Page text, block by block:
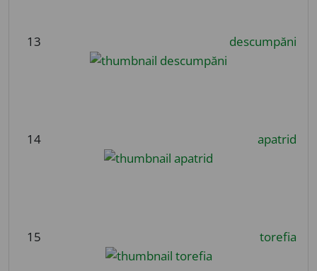
13 descumpăni
14 apatrid
15 torefia